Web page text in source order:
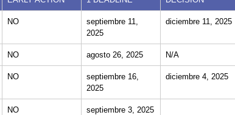
NO
septiembre 11,
2025
diciembre 11, 2025
NO agosto 26, 2025 N/A
NO
septiembre 16,
2025
diciembre 4, 2025
NO septiembre 3, 2025